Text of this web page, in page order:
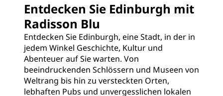
Entdecken Sie Edinburgh mit
Radisson Blu
Entdecken Sie Edinburgh, eine Stadt, in der in
jedem Winkel Geschichte, Kultur und
Abenteuer auf Sie warten. Von
beeindruckenden Schlössern und Museen von
Weltrang bis hin zu versteckten Orten,
lebhaften Pubs und unvergesslichen lokalen